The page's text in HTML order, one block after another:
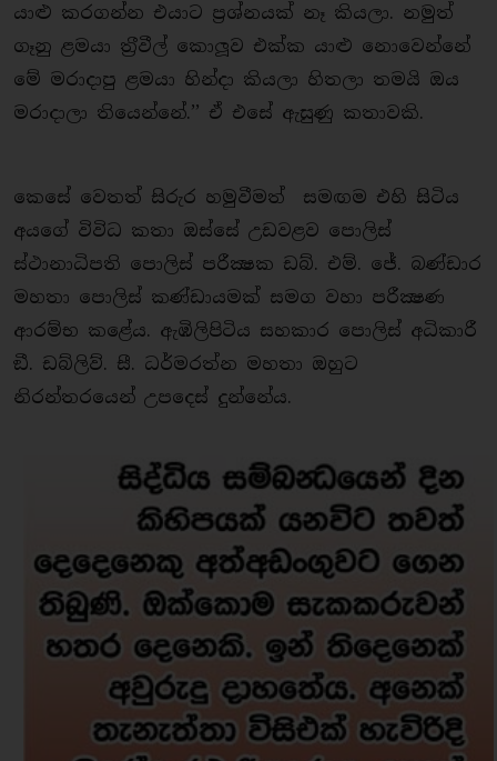
යාළු කරගන්න එයාට ප‍්‍රශ්නයක් නෑ කියලා. නමුත්
ගෑනු ළමයා ත‍්‍රීවීල් කොලූව එක්ක යාළු නොවෙන්නේ
මේ මරාදාපු ළමයා හින්දා කියලා හිතලා තමයි ඔය
මරාදාලා තියෙන්නේ.’’ ඒ එසේ ඇසුණු කතාවකි.
කෙසේ වෙතත් සිරුර හමුවීමත් සමඟම එහි සිටිය
අයගේ විවිධ කතා ඔස්සේ උඩවළව පොලිස්
ස්ථානාධිපති පොලිස් පරීක්‍ෂක ඩබ්. එම්. ජේ. බණ්ඩාර
මහතා පොලිස් කණ්ඩායමක් සමග වහා පරීක්‍ෂණ
ආරම්භ කළේය. ඇඹිලිපිටිය සහකාර පොලිස් අධිකාරී
ඞී. ඩබ්ලිව්. සී. ධර්මරත්න මහතා ඔහුට
නිරන්තරයෙන් උපදෙස් දුන්නේය.